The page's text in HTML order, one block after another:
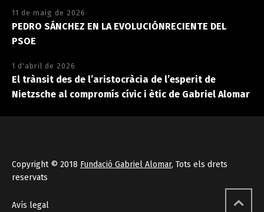
11 de maig de 2026
PEDRO SÁNCHEZ EN LA EVOLUCIÓNRECIENTE DEL
PSOE
1 d'abril de 2026
El trànsit des de l’aristocràcia de l’esperit de
Nietzsche al compromís cívic i ètic de Gabriel Alomar
Copyright © 2018 Fundació Gabriel Alomar, Tots els drets
reservats
Avís legal